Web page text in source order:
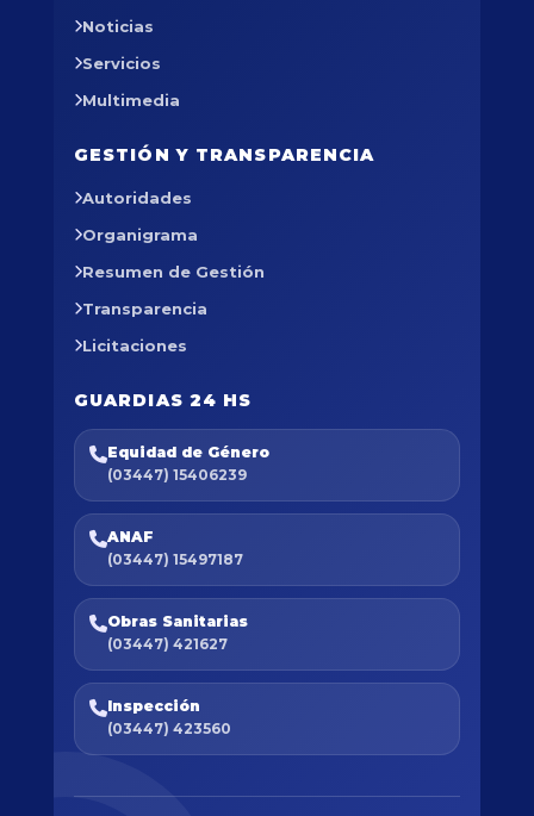
Noticias
Servicios
Multimedia
GESTIÓN Y TRANSPARENCIA
Autoridades
Organigrama
Resumen de Gestión
Transparencia
Licitaciones
GUARDIAS 24 HS
Equidad de Género
(03447) 15406239
ANAF
(03447) 15497187
Obras Sanitarias
(03447) 421627
Inspección
(03447) 423560